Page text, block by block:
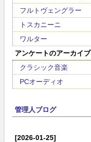
フルトヴェングラー
トスカニーニ
ワルター
アンケートのアーカイブ
クラシック音楽
PCオーディオ
管理人ブログ
[2026-01-25]